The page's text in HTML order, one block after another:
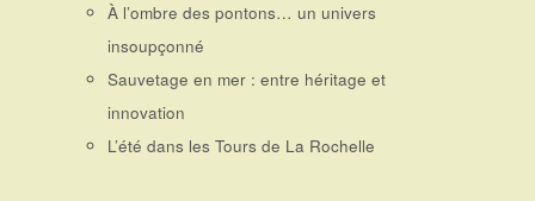
À l’ombre des pontons… un univers
insoupçonné
Sauvetage en mer : entre héritage et
innovation
L’été dans les Tours de La Rochelle